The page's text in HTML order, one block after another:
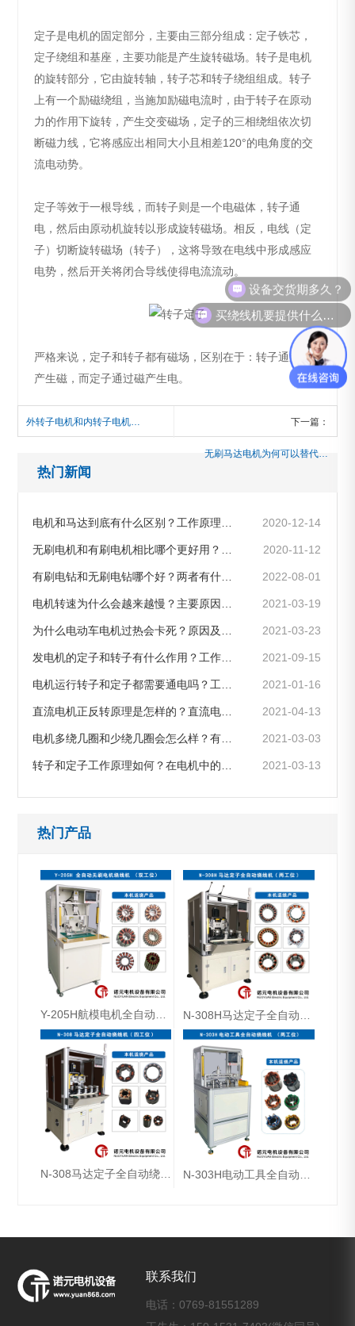
定子是电机的固定部分，主要由三部分组成：定子铁芯，
定子绕组和基座，主要功能是产生旋转磁场。转子是电机
的旋转部分，它由旋转轴，转子芯和转子绕组组成。转子
上有一个励磁绕组，当施加励磁电流时，由于转子在原动
力的作用下旋转，产生交变磁场，定子的三相绕组依次切
断磁力线，它将感应出相同大小且相差120°的电角度的交
流电动势。
定子等效于一根导线，而转子则是一个电磁体，转子通
电，然后由原动机旋转以形成旋转磁场。相反，电线（定
子）切断旋转磁场（转子），这将导致在电线中形成感应
电势，然后开关将闭合导线使得电流流动。
严格来说，定子和转子都有磁场，区别在于：转子通过电
产生磁，而定子通过磁产生电。
外转子电机和内转子电机工作原理如何？有什么区别 下一篇：
无刷马达电机为何可以替代有刷马达电机？两者有什么区别
热门新闻
2020-12-14
2020-11-12
2022-08-01
2021-03-19
2021-03-23
2021-09-15
2021-01-16
2021-04-13
2021-03-03
2021-03-13
热门产品
N-308马达定子全自动绕线机（四工位）
联系我们
电话：0769-81551289
设备交货期多久？